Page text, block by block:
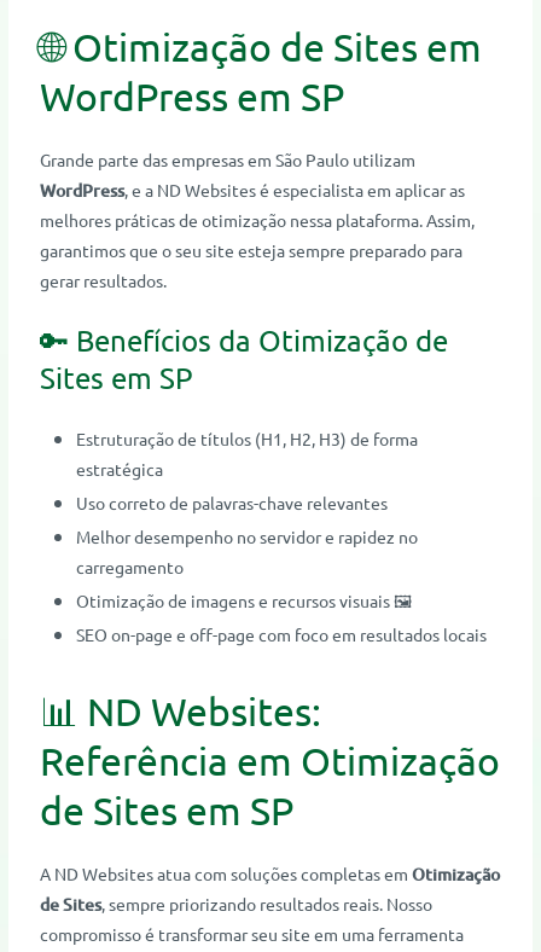
🌐 Otimização de Sites em
WordPress em SP
Grande parte das empresas em São Paulo utilizam
WordPress, e a ND Websites é especialista em aplicar as
melhores práticas de otimização nessa plataforma. Assim,
garantimos que o seu site esteja sempre preparado para
gerar resultados.
🔑 Benefícios da Otimização de
Sites em SP
Estruturação de títulos (H1, H2, H3) de forma
estratégica
Uso correto de palavras-chave relevantes
Melhor desempenho no servidor e rapidez no
carregamento
Otimização de imagens e recursos visuais 🖼️
SEO on-page e off-page com foco em resultados locais
📊 ND Websites:
Referência em Otimização
de Sites em SP
A ND Websites atua com soluções completas em Otimização
de Sites, sempre priorizando resultados reais. Nosso
compromisso é transformar seu site em uma ferramenta